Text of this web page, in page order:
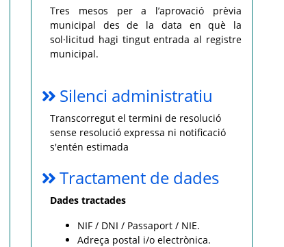
Tres mesos per a l’aprovació prèvia
municipal des de la data en què la
sol·licitud hagi tingut entrada al registre
municipal.
Silenci administratiu
Transcorregut el termini de resolució
sense resolució expressa ni notificació
s'entén estimada
Tractament de dades
Dades tractades
NIF / DNI / Passaport / NIE.
Adreça postal i/o electrònica.